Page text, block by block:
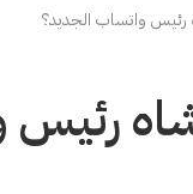
واتساب الجديد؟
رئيس